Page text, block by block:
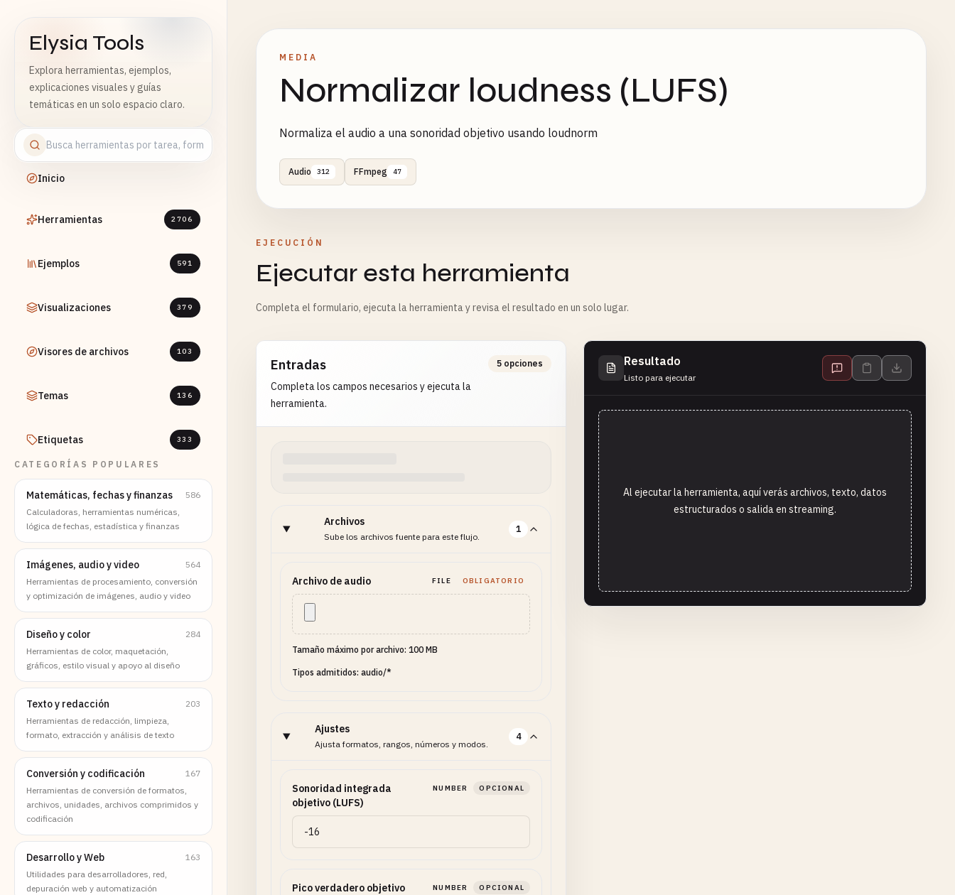
Elysia Tools
Explora herramientas, ejemplos,
explicaciones visuales y guías
temáticas en un solo espacio claro.
Inicio
Herramientas 2706
Ejemplos 591
Visualizaciones 379
Visores de archivos 103
Temas 136
Etiquetas 333
CATEGORÍAS POPULARES
Matemáticas, fechas y finanzas
586
Calculadoras, herramientas numéricas,
lógica de fechas, estadística y finanzas
Imágenes, audio y video
564
Herramientas de procesamiento, conversión
y optimización de imágenes, audio y video
Diseño y color
284
Herramientas de color, maquetación,
gráficos, estilo visual y apoyo al diseño
Texto y redacción
203
Herramientas de redacción, limpieza,
formato, extracción y análisis de texto
Conversión y codificación
167
Herramientas de conversión de formatos,
archivos, unidades, archivos comprimidos y
codificación
Desarrollo y Web
163
Utilidades para desarrolladores, red,
depuración web y automatización
MEDIA
Normalizar loudness (LUFS)
Normaliza el audio a una sonoridad objetivo usando loudnorm
Audio 312 FFmpeg 47
EJECUCIÓN
Ejecutar esta herramienta
Completa el formulario, ejecuta la herramienta y revisa el resultado en un solo lugar.
Entradas
Completa los campos necesarios y ejecuta la
herramienta.
5 opciones
Archivos
Sube los archivos fuente para este flujo.
1
Archivo de audio FILE OBLIGATORIO
Tamaño máximo por archivo: 100 MB
Tipos admitidos: audio/*
Ajustes
Ajusta formatos, rangos, números y modos.
4
Sonoridad integrada
objetivo (LUFS)
NUMBER OPCIONAL
Pico verdadero objetivo
NUMBER OPCIONAL
Resultado
Listo para ejecutar
Al ejecutar la herramienta, aquí verás archivos, texto, datos
estructurados o salida en streaming.